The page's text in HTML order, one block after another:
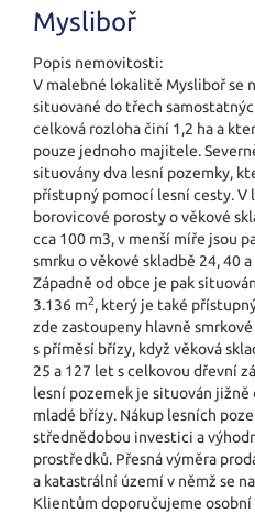
Mysliboř
Popis nemovitosti:
V malebné lokalitě Mysliboř se
situované do třech
celková rozloha činí 1,2 ha a
pouze jednoho majitele.
situovány dva lesní pozemky,
přístupný pomocí lesní cesty. V
borovicové porosty o věkové
cca 100 m3, v menší míře jsou
smrku o věkové skladbě 24, 40
Západně od obce je pak
3.136 m2, který je také
zde zastoupeny hlavně
s příměsí břízy, když věková
25 a 127 let s celkovou dřevní
lesní pozemek je situován jižně
mladé břízy. Nákup lesních
střednědobou investici a
prostředků. Přesná výměra
a katastrální území v němž se
Klientům doporučujeme